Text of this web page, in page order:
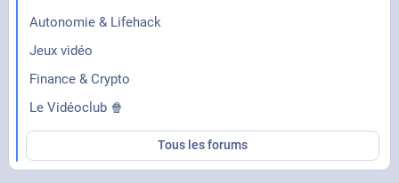
Autonomie & Lifehack
Jeux vidéo
Finance & Crypto
Le Vidéoclub 🍿
Tous les forums